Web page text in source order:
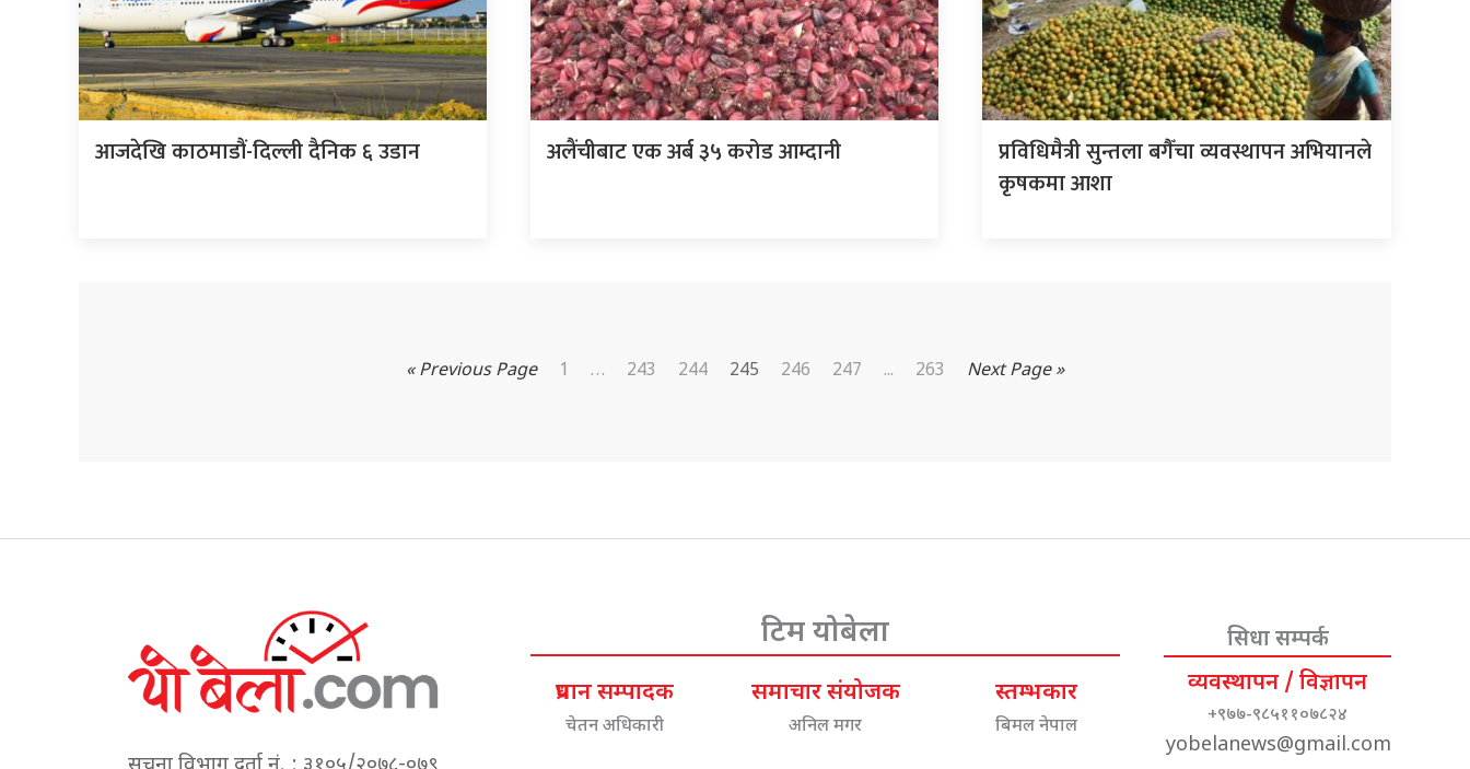
आजदेखि काठमाडौं-दिल्ली दैनिक ६ उडान अलैंचीबाट एक अर्ब ३५ करोड आम्दानी
प्रविधिमैत्री सुन्तला बगैँचा व्यवस्थापन अभियानले
कृषकमा आशा
« Previous Page 1 … 243 244 245 246 247 ... 263 Next Page »
टिम योबेला
प्रधान सम्पादक
चेतन अधिकारी
समाचार संयोजक
अनिल मगर
स्तम्भकार
बिमल नेपाल
सिधा सम्पर्क
व्यवस्थापन / विज्ञापन
+९७७-९८५११०७८२४
yobelanews@gmail.com